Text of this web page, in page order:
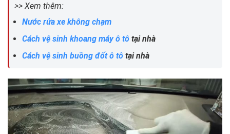
>> Xem thêm:
Nước rửa xe không chạm
Cách vệ sinh khoang máy ô tô tại nhà
Cách vệ sinh buồng đốt ô tô tại nhà